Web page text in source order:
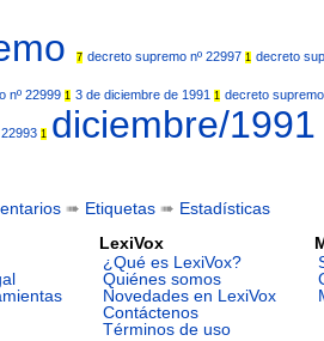
7 decreto supremo nº 22997 1 decreto
nº 22999 1 3 de diciembre de 1991 1 decreto
1 diciembre/1991
➠ Etiquetas➠ Estadísticas
LexiVox
¿Qué es LexiVox?
Quiénes somos
Novedades en LexiVox
Contáctenos
Términos de uso